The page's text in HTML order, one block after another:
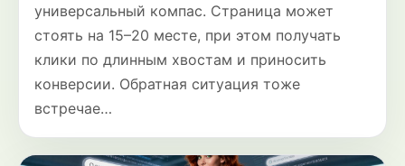
универсальный компас. Страница может
стоять на 15–20 месте, при этом получать
клики по длинным хвостам и приносить
конверсии. Обратная ситуация тоже
встречае…